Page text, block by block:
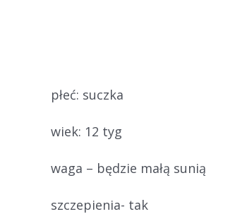
płeć: suczka
wiek: 12 tyg
waga – będzie małą sunią
szczepienia- tak